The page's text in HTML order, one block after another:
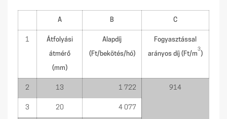
A B C
1 Átfolyási
átmérő
(mm)
Alapdíj
(Ft/bekötés/hó)
Fogyasztással
arányos díj (Ft/m
3
)
2 13 1 722 914
3 20 4 077